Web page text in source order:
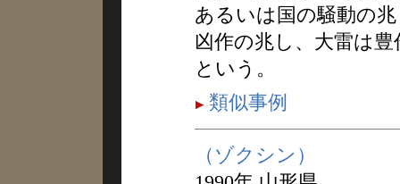
あるいは国の騒動の
凶作の兆し、大雷は
という。
類似事例
（ゾクシン）